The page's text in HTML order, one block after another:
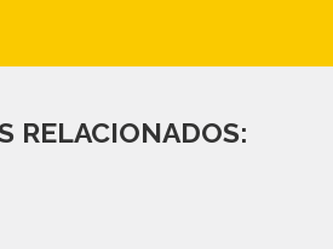
RELACIONADOS: